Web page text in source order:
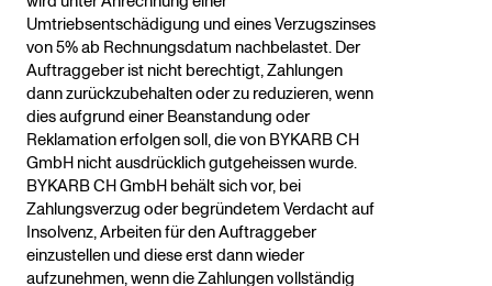
Umtriebsentschädigung und eines Verzugszinses
von 5% ab Rechnungsdatum nachbelastet. Der
Auftraggeber ist nicht berechtigt, Zahlungen
dann zurückzubehalten oder zu reduzieren, wenn
dies aufgrund einer Beanstandung oder
Reklamation erfolgen soll, die von BYKARB CH
GmbH nicht ausdrücklich gutgeheissen wurde.
BYKARB CH GmbH behält sich vor, bei
Zahlungsverzug oder begründetem Verdacht auf
Insolvenz, Arbeiten für den Auftraggeber
einzustellen und diese erst dann wieder
aufzunehmen, wenn die Zahlungen vollständig